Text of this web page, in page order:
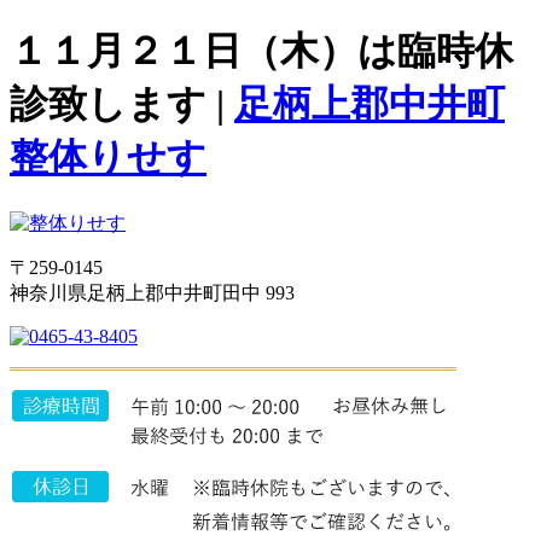
１１月２１日（木）は臨時休
診致します | 足柄上郡中井町
整体りせす
〒259-0145
神奈川県足柄上郡中井町田中 993